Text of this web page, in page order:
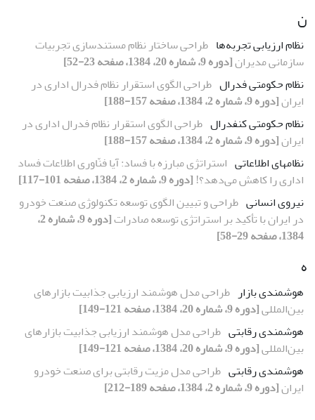
ن
نظام ارزیابی تجربه‌ها طراحی ساختار نظام مستندسازی تجربیات
سازمانی مدیران[دوره 9، شماره 20، 1384، صفحه 23-52]
نظام حکومتی فدرال طراحی الگوی استقرار نظام فدرال اداری در
ایران[دوره 9، شماره 2، 1384، صفحه 157-188]
نظام حکومتی کنفدرال طراحی الگوی استقرار نظام فدرال اداری در
ایران[دوره 9، شماره 2، 1384، صفحه 157-188]
نظامهای اطلاعاتی استراتژی مبارزه با فساد: آیا فنّاوری اطلاعات فساد
اداری را کاهش می‌دهد؟! [دوره 9، شماره 2، 1384، صفحه 101-117]
نیروی انسانی طراحی و تبیین الگوی توسعه تکنولوژی صنعت خودرو
در ایران با تأکید بر استراتژی توسعه صادرات
[دوره 9، شماره 2،
1384، صفحه 29-58]
ه
هوشمندی بازار طراحی مدل هوشمند ارزیابی جذابیت بازارهای
بین‌المللی[دوره 9، شماره 20، 1384، صفحه 121-149]
هوشمندی رقابتی طراحی مدل هوشمند ارزیابی جذابیت بازارهای
بین‌المللی[دوره 9، شماره 20، 1384، صفحه 121-149]
هوشمندی رقابتی طراحی مدل مزیت رقابتی برای صنعت خودرو
ایران[دوره 9، شماره 2، 1384، صفحه 189-212]